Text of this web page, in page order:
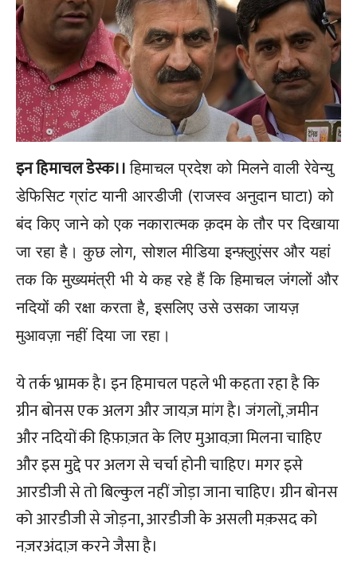
इन हिमाचल डेस्क।।हिमाचल प्रदेश को मिलने वाली रेवेन्यु
डेफिसिट ग्रांट यानी आरडीजी (राजस्व अनुदान घाटा) को
बंद किए जाने को एक नकारात्मक क़दम के तौर पर दिखाया
जा रहा है।कुछ लोग, सोशल मीडिया इन्फ़्लुएंसर और यहां
तक कि मुख्यमंत्री भी ये कह रहे हैं कि हिमाचल जंगलों और
नदियों की रक्षा करता है, इसलिए उसे उसका जायज़
मुआवज़ा नहीं दिया जा रहा।
ये तर्क भ्रामक है। इन हिमाचल पहले भी कहता रहा है कि
ग्रीन बोनस एक अलग और जायज़ मांग है। जंगलों, ज़मीन
और नदियों की हिफ़ाज़त के लिए मुआवज़ा मिलना चाहिए
और इस मुद्दे पर अलग से चर्चा होनी चाहिए। मगर इसे
आरडीजी से तो बिल्कुल नहीं जोड़ा जाना चाहिए। ग्रीन बोनस
को आरडीजी से जोड़ना, आरडीजी के असली मक़सद को
नज़रअंदाज़ करने जैसा है।